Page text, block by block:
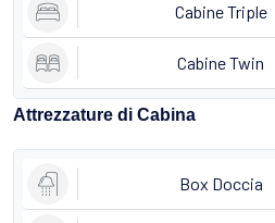
Cabine Triple
Cabine Twin
Attrezzature di Cabina
Box Doccia